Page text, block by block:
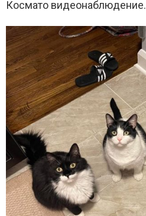
Космато видеонаблюдение.